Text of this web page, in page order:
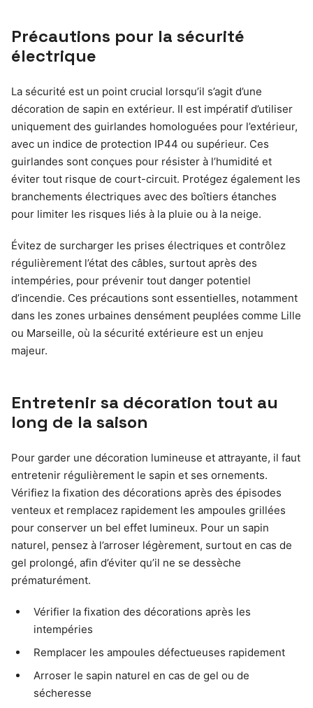
Précautions pour la sécurité
électrique
La sécurité est un point crucial lorsqu’il s’agit d’une
décoration de sapin en extérieur. Il est impératif d’utiliser
uniquement des guirlandes homologuées pour l’extérieur,
avec un indice de protection IP44 ou supérieur. Ces
guirlandes sont conçues pour résister à l’humidité et
éviter tout risque de court-circuit. Protégez également les
branchements électriques avec des boîtiers étanches
pour limiter les risques liés à la pluie ou à la neige.
Évitez de surcharger les prises électriques et contrôlez
régulièrement l’état des câbles, surtout après des
intempéries, pour prévenir tout danger potentiel
d’incendie. Ces précautions sont essentielles, notamment
dans les zones urbaines densément peuplées comme Lille
ou Marseille, où la sécurité extérieure est un enjeu
majeur.
Entretenir sa décoration tout au
long de la saison
Pour garder une décoration lumineuse et attrayante, il faut
entretenir régulièrement le sapin et ses ornements.
Vérifiez la fixation des décorations après des épisodes
venteux et remplacez rapidement les ampoules grillées
pour conserver un bel effet lumineux. Pour un sapin
naturel, pensez à l’arroser légèrement, surtout en cas de
gel prolongé, afin d’éviter qu’il ne se dessèche
prématurément.
Vérifier la fixation des décorations après les
intempéries
Remplacer les ampoules défectueuses rapidement
Arroser le sapin naturel en cas de gel ou de
sécheresse